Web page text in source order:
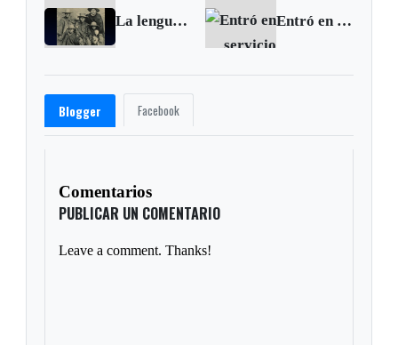
La lengua muysca el debate entre el uso y la extinción Entró en servicio puente vehicular provisional sobre el Rio Charte, en Casanare
Blogger Facebook
Comentarios
PUBLICAR UN COMENTARIO
Leave a comment. Thanks!